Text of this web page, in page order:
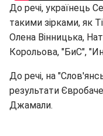
До речі, українець
такими зірками, як
Олена Вінницька,
Корольова, "БиС",
До речі, на
результати
Джамали.